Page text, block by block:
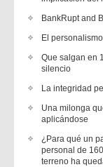
BankRupt and
El
Que salgan en
silencio
La integridad
Una milonga
aplicándose
¿Para qué un
personal de
terreno ha